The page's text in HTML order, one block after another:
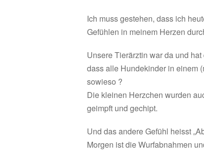
Ich muss gestehen, dass ich
Gefühlen in meinem Herzen
Unsere Tierärztin war da und
dass alle Hundekinder in einem
sowieso ?
Die kleinen Herzchen wurden
geimpft und gechipt.
Und das andere Gefühl heisst
Morgen ist die Wurfabnahmen